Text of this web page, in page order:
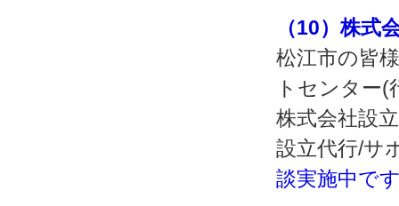
（10）株式
松江市の皆
トセンター
株式会社設
設立代行/サ
談実施中で